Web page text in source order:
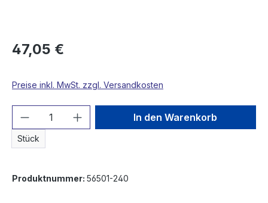
47,05 €
Preise inkl. MwSt. zzgl. Versandkosten
Produkt Anzahl: Gib den
Stück
In den Warenkorb
Produktnummer: 56501-240